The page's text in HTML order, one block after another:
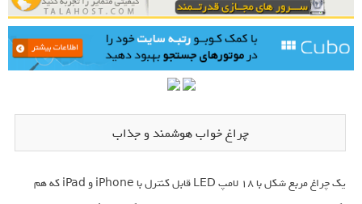
چراغ خواب هوشمند و جذاب
یک چراغ مربع شکل با ۱۸ لامپ LED قابل کنترل با iPhone و iPad که هم